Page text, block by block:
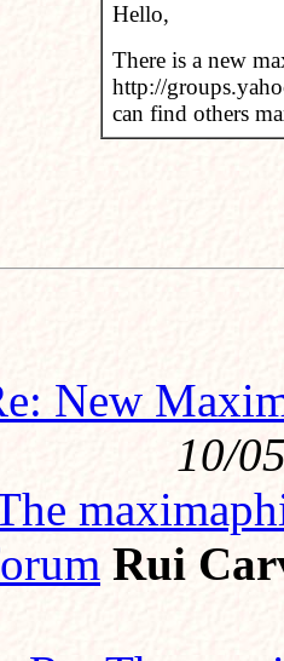
Hello,
There is a new
http://
can find others
New
10/
Rui